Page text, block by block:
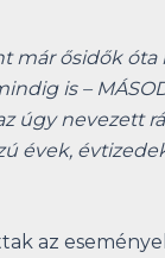
már ősidők
is –
úgy nevezett
évek,
az